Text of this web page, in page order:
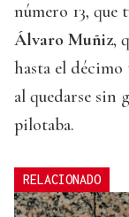
número 13, que
Álvaro Muñiz,
hasta el
al quedarse sin
pilotaba.
RELACIONADO